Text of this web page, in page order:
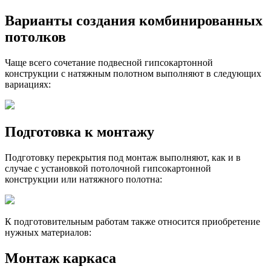
Варианты создания комбинированных
потолков
Чаще всего сочетание подвесной гипсокартонной
конструкции с натяжным полотном выполняют в следующих
вариациях:
Подготовка к монтажу
Подготовку перекрытия под монтаж выполняют, как и в
случае с установкой потолочной гипсокартонной
конструкции или натяжного полотна:
К подготовительным работам также относится приобретение
нужных материалов:
Монтаж каркаса